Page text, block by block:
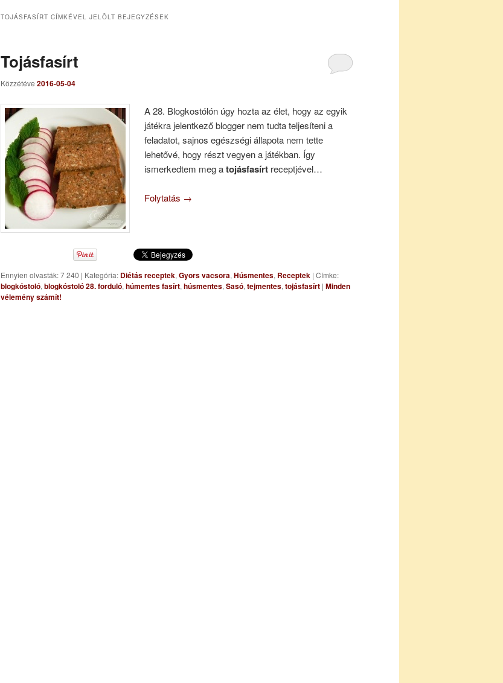
TOJÁSFASÍRT CÍMKÉVEL JELÖLT BEJEGYZÉSEK
Tojásfasírt
Közzétéve 2016-05-04
A 28. Blogkostólón úgy hozta az élet, hogy az egyik
játékra jelentkező blogger nem tudta teljesíteni a
feladatot, sajnos egészségi állapota nem tette
lehetővé, hogy részt vegyen a játékban. Így
ismerkedtem meg atojásfasírt receptjével…
Folytatás →
Ennyien olvasták: 7 240 | Kategória: Diétás receptek, Gyors vacsora, Húsmentes, Receptek | Címke:
blogkóstoló, blogkóstoló 28. forduló, húmentes fasírt, húsmentes, Sasó, tejmentes, tojásfasírt | Minden
vélemény számít!